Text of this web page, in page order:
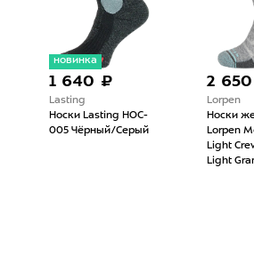
новинка
1 640 ₽
Lasting
Носки Lasting HOC-
005 Чёрный/Серый
2
Lorpen
Носки
Lorpen
Light
Light